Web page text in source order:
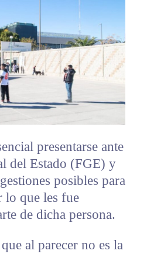
presentarse ante
del Estado (FGE) y
posibles para
lo que les fue
de dicha persona.
al parecer no es la